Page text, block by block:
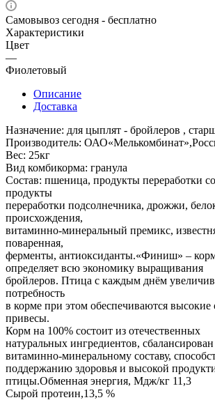
Самовывоз сегодня - бесплатно
Характеристики
Цвет
—
Фиолетовый
Описание
Доставка
Назначение: для цыплят - бройлеров ,
Производитель:
Вес: 25кг
Вид комбикорма: гранула
Состав: пшеница, продукты переработки
продукты
переработки подсолнечника, дрожжи,
происхождения,
витаминно-минеральный премикс,
поваренная,
ферменты, антиоксиданты.«Финиш» –
определяет всю экономику выращивания
бройлеров. Птица с каждым днём
потребность
в корме при этом обеспечиваются высокие
привесы.
Корм на 100% состоит из отечественных
натуральных ингредиентов,
витаминно-минеральному составу,
поддержанию здоровья и высокой
птицы.Обменная энергия, Мдж/кг 11,3
Сырой протеин,13,5 %